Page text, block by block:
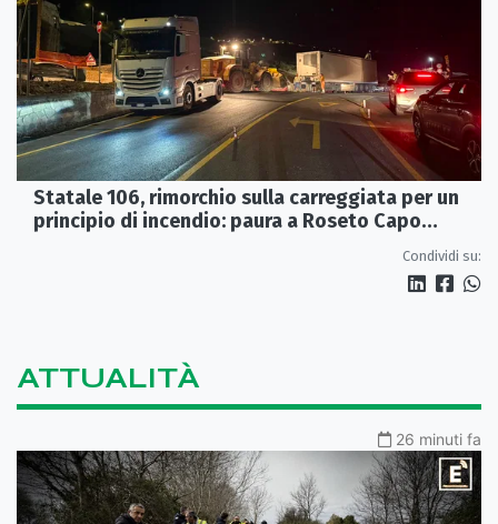
Statale 106, rimorchio sulla carreggiata per un
principio di incendio: paura a Roseto Capo
Condividi su:
ATTUALITÀ
26 minuti fa